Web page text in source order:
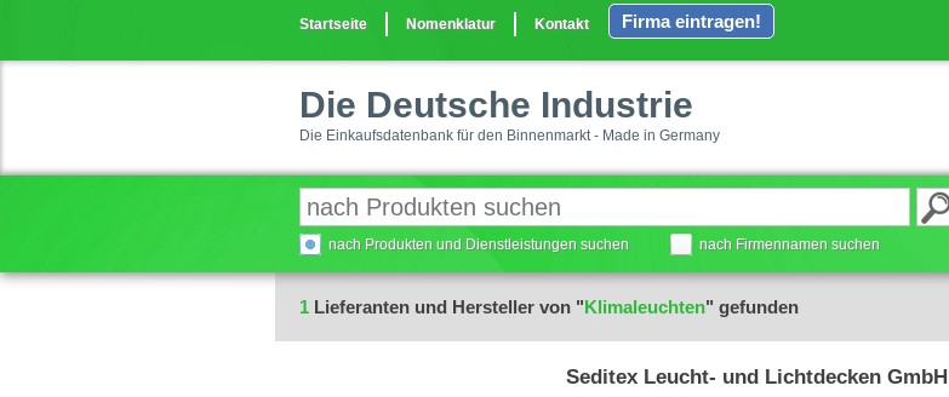
Startseite Nomenklatur Kontakt Firma eintragen!
Die Deutsche Industrie
Die Einkaufsdatenbank für den Binnenmarkt - Made in Germany
nach Produkten und Dienstleistungen suchen nach Firmennamen suchen
1 Lieferanten und Hersteller von "Klimaleuchten" gefunden
Seditex Leucht- und Lichtdecken GmbH